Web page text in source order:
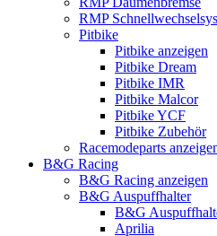
RMP
Pitbike
Pitbike anzeigen
Pitbike Dream
Pitbike IMR
Pitbike Malcor
Pitbike YCF
Pitbike Zubehör
Racemodeparts
B&G Racing
B&G Racing anzeigen
B&G Auspuffhalter
B&G
Aprilia